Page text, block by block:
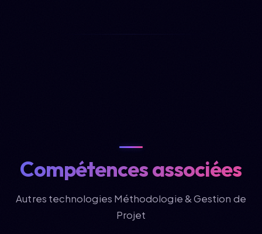
Compétences associées
Autres technologies Méthodologie & Gestion de
Projet